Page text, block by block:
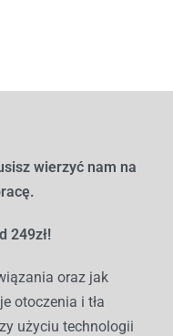
wierzyć nam na
249zł!
oraz jak
otoczenia i tła
użyciu technologii